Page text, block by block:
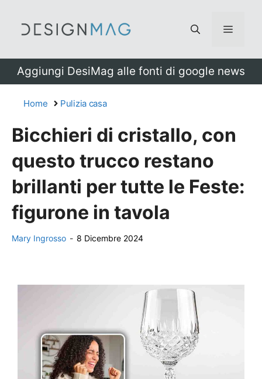
Menu
Aggiungi DesiMag alle fonti di google news
Home Pulizia casa
Bicchieri di cristallo, con
questo trucco restano
brillanti per tutte le Feste:
figurone in tavola
Mary Ingrosso - 8 Dicembre 2024